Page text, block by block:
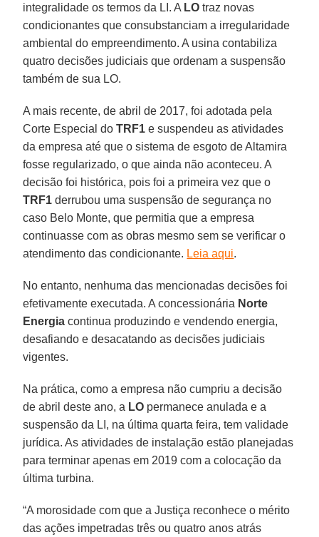
integralidade os termos da LI. A LO traz novas
condicionantes que consubstanciam a irregularidade
ambiental do empreendimento. A usina contabiliza
quatro decisões judiciais que ordenam a suspensão
também de sua LO.
A mais recente, de abril de 2017, foi adotada pela
Corte Especial doTRF1 e suspendeu as atividades
da empresa até que o sistema de esgoto de Altamira
fosse regularizado, o que ainda não aconteceu. A
decisão foi histórica, pois foi a primeira vez que o
TRF1 derrubou uma suspensão de segurança no
caso Belo Monte, que permitia que a empresa
continuasse com as obras mesmo sem se verificar o
atendimento das condicionante. Leia aqui.
No entanto, nenhuma das mencionadas decisões foi
efetivamente executada. A concessionária Norte
Energia continua produzindo e vendendo energia,
desafiando e desacatando as decisões judiciais
vigentes.
Na prática, como a empresa não cumpriu a decisão
de abril deste ano, a LO permanece anulada e a
suspensão da LI, na última quarta feira, tem validade
jurídica. As atividades de instalação estão planejadas
para terminar apenas em 2019 com a colocação da
última turbina.
“A morosidade com que a Justiça reconhece o mérito
das ações impetradas três ou quatro anos atrás